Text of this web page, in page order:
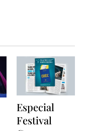
Especial
Festival